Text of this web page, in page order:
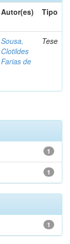
Autor(es) Tipo
Sousa,
Clotildes
Farias de
Tese
1
1
1